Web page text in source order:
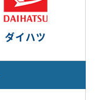
ダイハツ